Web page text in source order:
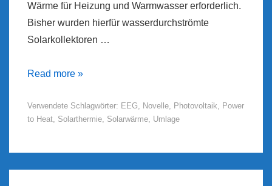
Wärme für Heizung und Warmwasser erforderlich.
Bisher wurden hierfür wasserdurchströmte
Solarkollektoren …
EEG-
2016:
Diskriminierung
Read more »
Verwendete Schlagwörter: EEG, Novelle, Photovoltaik, Power
to Heat, Solarthermie, Solarwärme, Umlage